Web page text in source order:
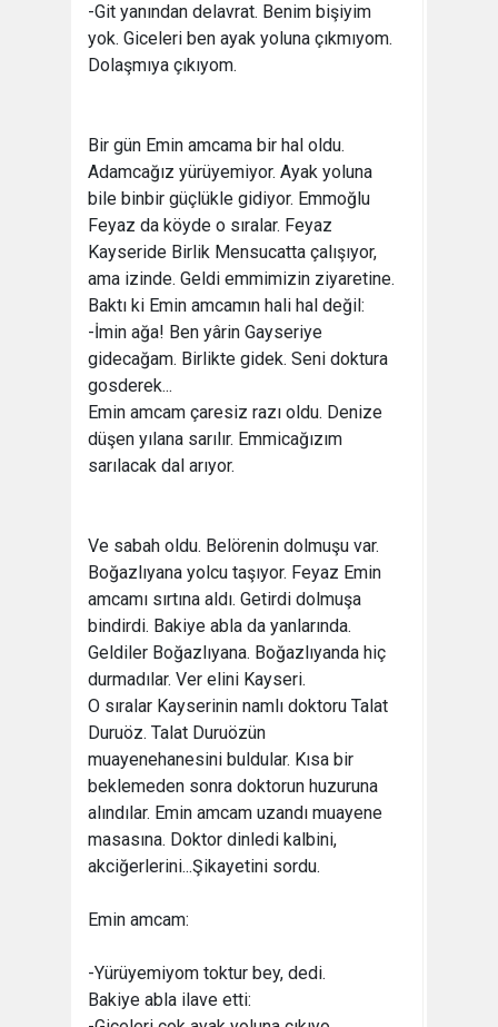
-Git yanından delavrat. Benim bişiyim
yok. Giceleri ben ayak yoluna çıkmıyom.
Dolaşmıya çıkıyom.
Bir gün Emin amcama bir hal oldu.
Adamcağız yürüyemiyor. Ayak yoluna
bile binbir güçlükle gidiyor. Emmoğlu
Feyaz da köyde o sıralar. Feyaz
Kayseride Birlik Mensucatta çalışıyor,
ama izinde. Geldi emmimizin ziyaretine.
Baktı ki Emin amcamın hali hal değil:
-İmin ağa! Ben yârin Gayseriye
gidecağam. Birlikte gidek. Seni doktura
gosderek...
Emin amcam çaresiz razı oldu. Denize
düşen yılana sarılır. Emmicağızım
sarılacak dal arıyor.
Ve sabah oldu. Belörenin dolmuşu var.
Boğazlıyana yolcu taşıyor. Feyaz Emin
amcamı sırtına aldı. Getirdi dolmuşa
bindirdi. Bakiye abla da yanlarında.
Geldiler Boğazlıyana. Boğazlıyanda hiç
durmadılar. Ver elini Kayseri.
O sıralar Kayserinin namlı doktoru Talat
Duruöz. Talat Duruözün
muayenehanesini buldular. Kısa bir
beklemeden sonra doktorun huzuruna
alındılar. Emin amcam uzandı muayene
masasına. Doktor dinledi kalbini,
akciğerlerini...Şikayetini sordu.
Emin amcam:
-Yürüyemiyom toktur bey, dedi.
Bakiye abla ilave etti: